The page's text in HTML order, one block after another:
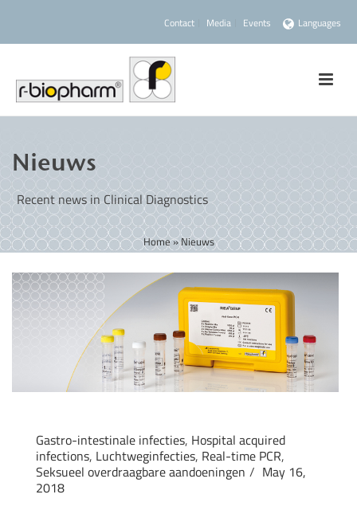
Contact Media Events Languages
Nieuws
Recent news in Clinical Diagnostics
Home»Nieuws
Gastro-intestinale infecties, Hospital acquired
infections, Luchtweginfecties, Real-time PCR,
Seksueel overdraagbare aandoeningen
May 16,
2018